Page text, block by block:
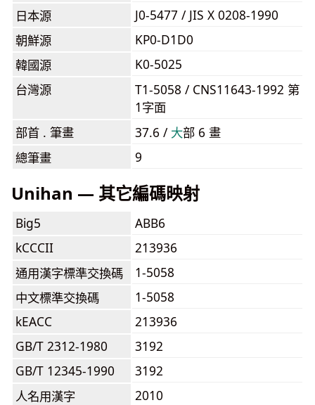
日本源
J0-5477 / JIS X 0208-1990
朝鮮源
KP0-D1D0
韓國源
K0-5025
台灣源
T1-5058 / CNS11643-1992 第
1字面
部首 . 筆畫
37.6 / ⼤部 6 畫
總筆畫
9
Unihan — 其它編碼映射
Big5
ABB6
kCCCII
213936
通用漢字標準交換碼
1-5058
中文標準交換碼
1-5058
kEACC
213936
GB/T 2312-1980
3192
GB/T 12345-1990
3192
人名用漢字
2010